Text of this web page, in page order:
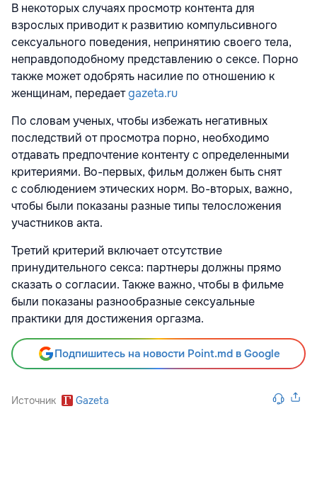
В некоторых случаях просмотр контента для
взрослых приводит к развитию компульсивного
сексуального поведения, непринятию своего тела,
неправдоподобному представлению о сексе. Порно
также может одобрять насилие по отношению к
женщинам, передаетgazeta.ru
По словам ученых, чтобы избежать негативных
последствий от просмотра порно, необходимо
отдавать предпочтение контенту с определенными
критериями. Во-первых, фильм должен быть снят
с соблюдением этических норм. Во-вторых, важно,
чтобы были показаны разные типы телосложения
участников акта.
Третий критерий включает отсутствие
принудительного секса: партнеры должны прямо
сказать о согласии. Также важно, чтобы в фильме
были показаны разнообразные сексуальные
практики для достижения оргазма.
Подпишитесь на новости Point.md в Google
Источник Gazeta